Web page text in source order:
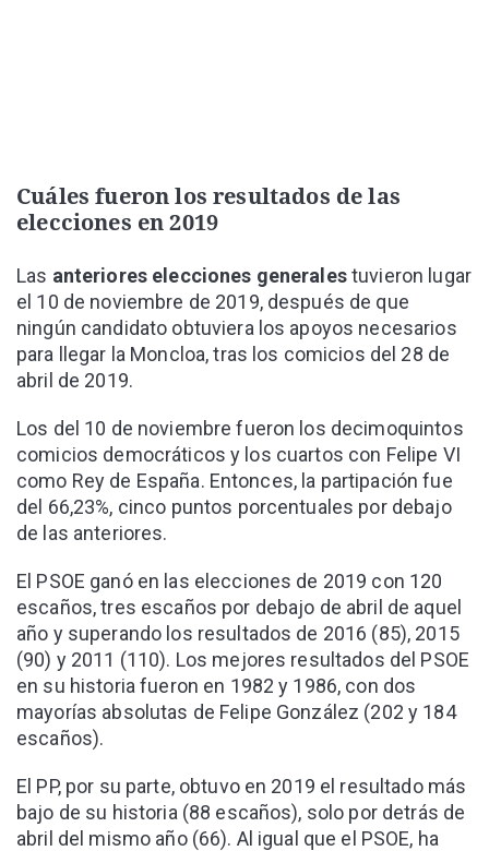
Cuáles fueron los resultados de las
elecciones en 2019
Las anteriores elecciones generalestuvieron lugar
el 10 de noviembre de 2019, después de que
ningún candidato obtuviera los apoyos necesarios
para llegar la Moncloa, tras los comicios del 28 de
abril de 2019.
Los del 10 de noviembre fueron los decimoquintos
comicios democráticos y los cuartos con Felipe VI
como Rey de España. Entonces, la partipación fue
del 66,23%, cinco puntos porcentuales por debajo
de las anteriores.
El PSOE ganó en las elecciones de 2019 con 120
escaños, tres escaños por debajo de abril de aquel
año y superando los resultados de 2016 (85), 2015
(90) y 2011 (110). Los mejores resultados del PSOE
en su historia fueron en 1982 y 1986, con dos
mayorías absolutas de Felipe González (202 y 184
escaños).
El PP, por su parte, obtuvo en 2019 el resultado más
bajo de su historia (88 escaños), solo por detrás de
abril del mismo año (66). Al igual que el PSOE, ha